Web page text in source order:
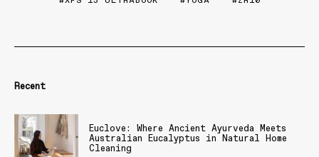
Recent
Euclove: Where Ancient Ayurveda Meets
Australian Eucalyptus in Natural Home
Cleaning